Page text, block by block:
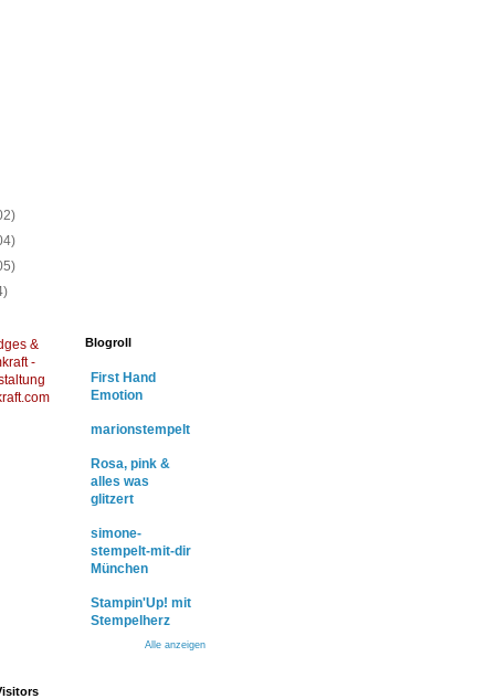
&
-
Blogroll
First Hand
Emotion
marionstempelt
Rosa, pink &
alles was
glitzert
simone-
stempelt-mit-dir
München
Stampin'Up! mit
Stempelherz
Alle anzeigen